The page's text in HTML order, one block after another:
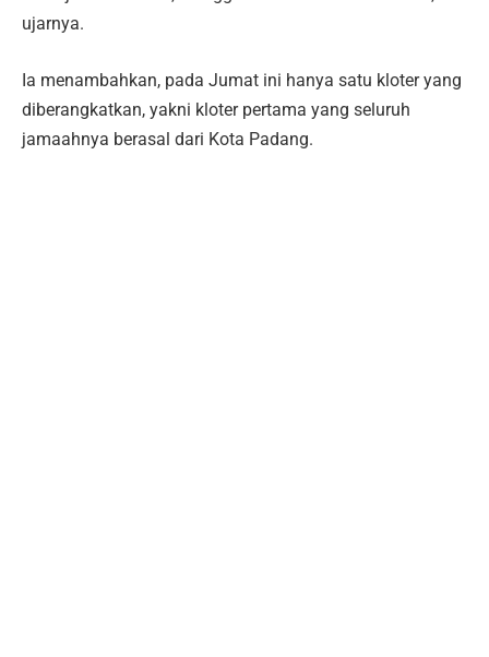
ujarnya.
Ia menambahkan, pada Jumat ini hanya satu kloter yang
diberangkatkan, yakni kloter pertama yang seluruh
jamaahnya berasal dari Kota Padang.